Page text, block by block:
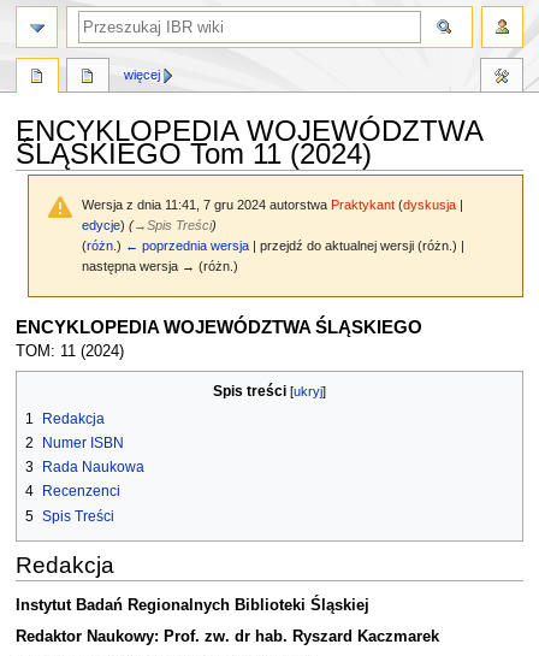
ENCYKLOPEDIA WOJEWÓDZTWA
ŚLĄSKIEGO Tom 11 (2024)
Wersja z dnia 11:41, 7 gru 2024 autorstwa Praktykant (dyskusja |
edycje) (→Spis Treści)
(różn.) ← poprzednia wersja | przejdź do aktualnej wersji (różn.) |
następna wersja → (różn.)
Przejdź
do
nawigacji
Przejdź
do
wyszukiwania
ENCYKLOPEDIA WOJEWÓDZTWA ŚLĄSKIEGO
TOM: 11 (2024)
Spis treści
1
Redakcja
2
Numer ISBN
3
Rada Naukowa
4
Recenzenci
5 Spis Treści
Redakcja
Instytut Badań Regionalnych Biblioteki Śląskiej
Redaktor Naukowy: Prof. zw. dr hab. Ryszard Kaczmarek
więcej
szukaj